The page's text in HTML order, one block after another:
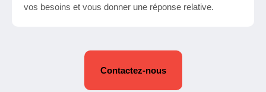
vos besoins et vous donner une réponse relative.
Contactez-nous